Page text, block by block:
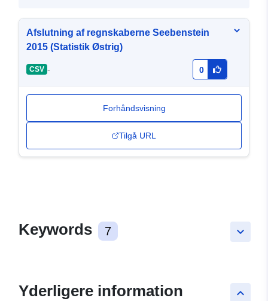
Afslutning af regnskaberne Seebenstein
2015 (Statistik Østrig)
CSV - 0
Forhåndsvisning
Tilgå URL
keyboard_arrow_down
Keywords 7
keyboard_arrow_up
Yderligere information